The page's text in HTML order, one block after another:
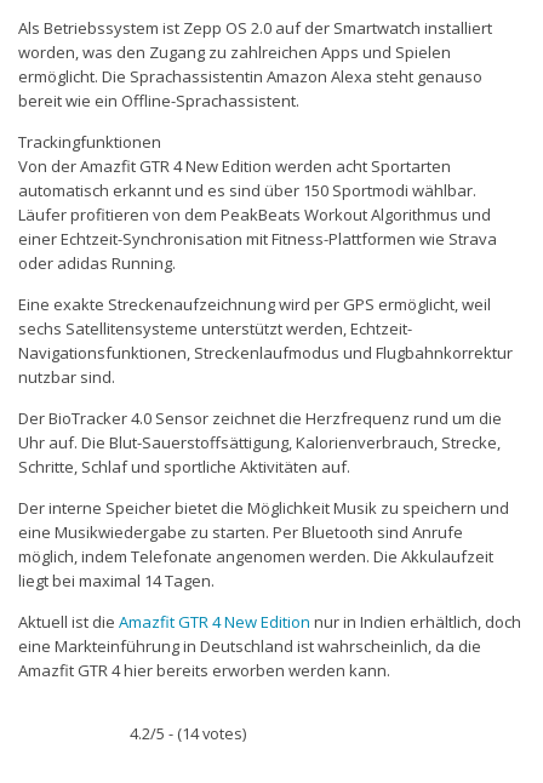
Als Betriebssystem ist Zepp OS 2.0 auf der Smartwatch installiert
worden, was den Zugang zu zahlreichen Apps und Spielen
ermöglicht. Die Sprachassistentin Amazon Alexa steht genauso
bereit wie ein Offline-Sprachassistent.
Trackingfunktionen
Von der Amazfit GTR 4 New Edition werden acht Sportarten
automatisch erkannt und es sind über 150 Sportmodi wählbar.
Läufer profitieren von dem PeakBeats Workout Algorithmus und
einer Echtzeit-Synchronisation mit Fitness-Plattformen wie Strava
oder adidas Running.
Eine exakte Streckenaufzeichnung wird per GPS ermöglicht, weil
sechs Satellitensysteme unterstützt werden, Echtzeit-
Navigationsfunktionen, Streckenlaufmodus und Flugbahnkorrektur
nutzbar sind.
Der BioTracker 4.0 Sensor zeichnet die Herzfrequenz rund um die
Uhr auf. Die Blut-Sauerstoffsättigung, Kalorienverbrauch, Strecke,
Schritte, Schlaf und sportliche Aktivitäten auf.
Der interne Speicher bietet die Möglichkeit Musik zu speichern und
eine Musikwiedergabe zu starten. Per Bluetooth sind Anrufe
möglich, indem Telefonate angenomen werden. Die Akkulaufzeit
liegt bei maximal 14 Tagen.
Aktuell ist die Amazfit GTR 4 New Edition nur in Indien erhältlich, doch
eine Markteinführung in Deutschland ist wahrscheinlich, da die
Amazfit GTR 4 hier bereits erworben werden kann.
4.2/5 - (14 votes)